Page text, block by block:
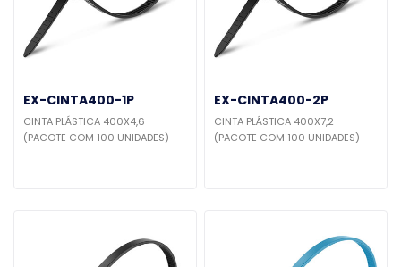
EX-CINTA400-1P
CINTA PLÁSTICA 400X4,6
(PACOTE COM 100 UNIDADES)
EX-CINTA400-2P
CINTA PLÁSTICA 400X7,2
(PACOTE COM 100 UNIDADES)